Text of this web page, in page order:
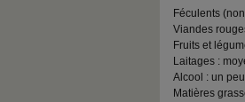
Féculents
Viandes
Fruits et
Laitages :
Alcool : un peu
Matières